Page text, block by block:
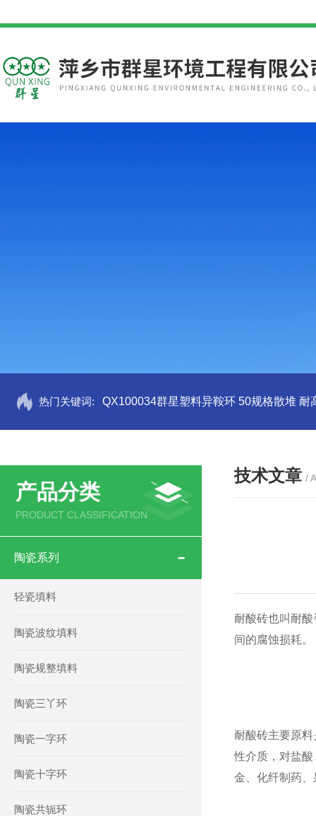
热门关键词: QX100034群星塑料异鞍环 50规格散堆 耐
产品分类
PRODUCT CLASSIFICATION
陶瓷系列
轻瓷填料
陶瓷波纹填料
陶瓷规整填料
陶瓷三丫环
陶瓷一字环
陶瓷十字环
陶瓷共轭环
技术文章 /
耐酸砖也叫耐
间的腐蚀损耗。
耐酸砖主要原
性介质，对盐
金、化纤制药